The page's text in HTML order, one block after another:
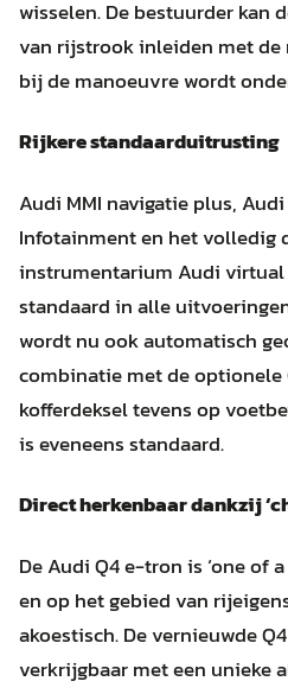
wisselen. De bestuurder kan
van rijstrook inleiden met
bij de manoeuvre wordt
Rijkere standaarduitrusting
Audi MMI navigatie plus,
Infotainment en het volledig
instrumentarium Audi
standaard in alle
wordt nu ook automatisch
combinatie met de
kofferdeksel tevens op
is eveneens standaard.
Direct herkenbaar dankzij
De Audi Q4 e-tron is ‘one of
en op het gebied van
akoestisch. De vernieuwde
verkrijgbaar met een unieke